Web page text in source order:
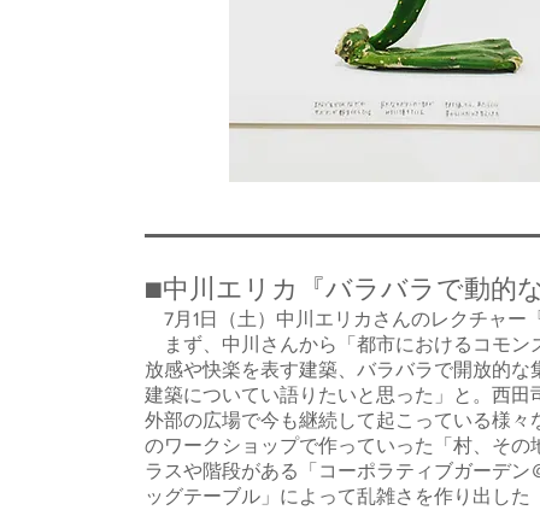
■中川エリカ『バラバラで動的
7月1日（土）中川エリカさんのレクチャー
まず、中川さんから「都市におけるコモン
放感や快楽を表す建築、バラバラで開放的
建築についてい語りたいと思った」と。西
外部の広場で今も継続して起こっている様
のワークショップで作っていった「村、そ
ラスや階段がある「コーポラティブガーデ
ッグテーブル」によって乱雑さを作り出し